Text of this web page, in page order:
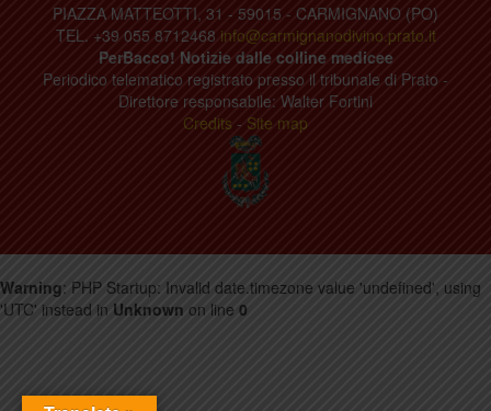
PIAZZA MATTEOTTI, 31 - 59015 - CARMIGNANO (PO)
TEL. +39 055 8712468 info@carmignanodivino.prato.it
PerBacco! Notizie dalle colline medicee
Periodico telematico registrato presso il tribunale di Prato -
Direttore responsabile: Walter Fortini
Credits - Site map
Warning: PHP Startup: Invalid date.timezone value 'undefined', using
'UTC' instead in Unknown on line 0